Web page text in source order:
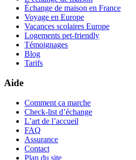
Échange de maison en France
Voyage en Europe
Vacances scolaires Europe
Logements pet-friendly
Témoignages
Blog
Tarifs
Aide
Comment ça marche
Check-list d’échange
L’art de l’accueil
FAQ
Assurance
Contact
Plan du site